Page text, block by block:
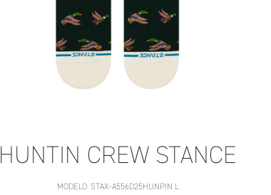
HUNTIN CREW STANCE
MODELO: STAX-A556D25HUNPIN L